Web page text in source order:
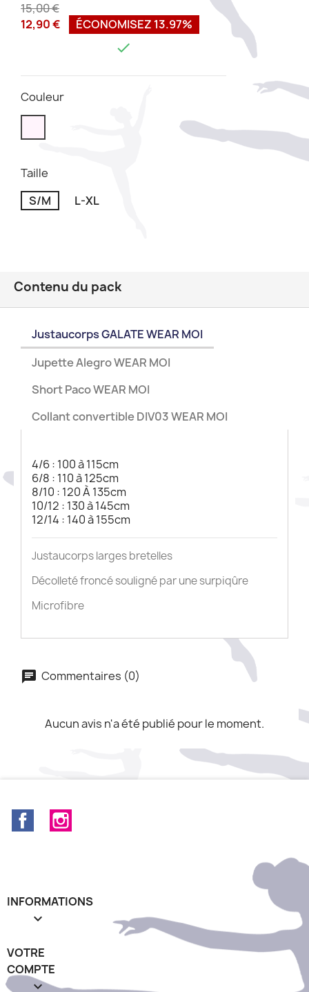
15,00 €
12,90 €
ÉCONOMISEZ 13.97%

Couleur
Taille
S/M
L-XL
Contenu du pack
Justaucorps GALATE WEAR MOI
Jupette Alegro WEAR MOI
Short Paco WEAR MOI
Collant convertible DIV03 WEAR MOI
4/6 : 100 à 115cm
6/8 : 110 à 125cm
8/10 : 120 À 135cm
10/12 : 130 à 145cm
12/14 : 140 à 155cm
Justaucorps larges bretelles
Décolleté froncé souligné par une surpiqûre
Microfibre
Commentaires (0)
Aucun avis n'a été publié pour le moment.
Facebook
INFORMATIONS

VOTRE
COMPTE
